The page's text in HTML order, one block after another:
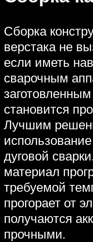
Сборка
верстака не
если иметь
сварочным
становится
Лучшим
дуговой
материал
требуемой
прогорает от
получаются
прочными.